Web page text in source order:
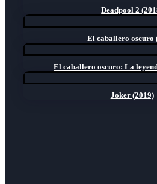
Deadpool 2
El caballero oscuro
El caballero oscuro: La
Joker (2019)